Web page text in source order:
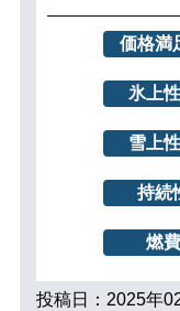
価格満
氷上
雪上
持続
燃費
投稿日：2025年